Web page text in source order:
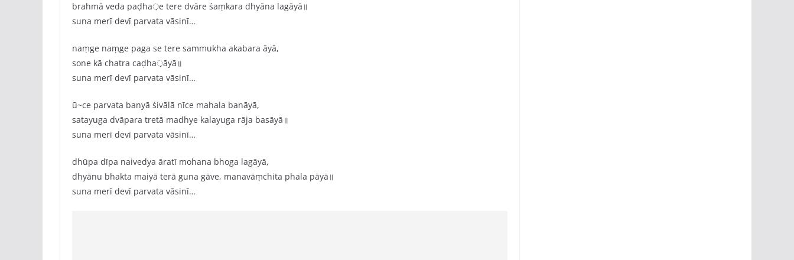
brahmā veda paḍha़e tere dvāre śaṃkara dhyāna lagāyā॥
suna merī devī parvata vāsinī…
naṃge naṃge paga se tere sammukha akabara āyā,
sone kā chatra caḍha़āyā॥
suna merī devī parvata vāsinī…
ū~ce parvata banyā śivālā nīce mahala banāyā,
satayuga dvāpara tretā madhye kalayuga rāja basāyā॥
suna merī devī parvata vāsinī…
dhūpa dīpa naivedya āratī mohana bhoga lagāyā,
dhyānu bhakta maiyā terā guna gāve, manavāṃchita phala pāyā॥
suna merī devī parvata vāsinī…